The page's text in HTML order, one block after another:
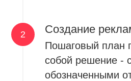
Создание
Пошаговый план
собой решение -
обозначенными